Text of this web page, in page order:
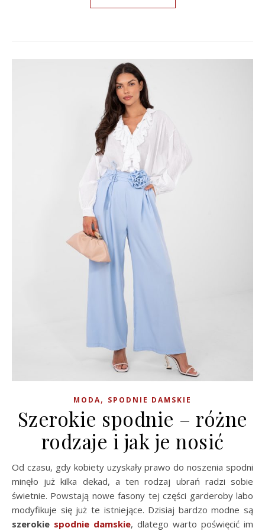
MODA, SPODNIE DAMSKIE
Szerokie spodnie – różne
rodzaje i jak je nosić
Od czasu, gdy kobiety uzyskały prawo do noszenia spodni
minęło już kilka dekad, a ten rodzaj ubrań radzi sobie
świetnie. Powstają nowe fasony tej części garderoby labo
modyfikuje się już te istniejące. Dzisiaj bardzo modne są
szerokie spodnie damskie, dlatego warto poświęcić im